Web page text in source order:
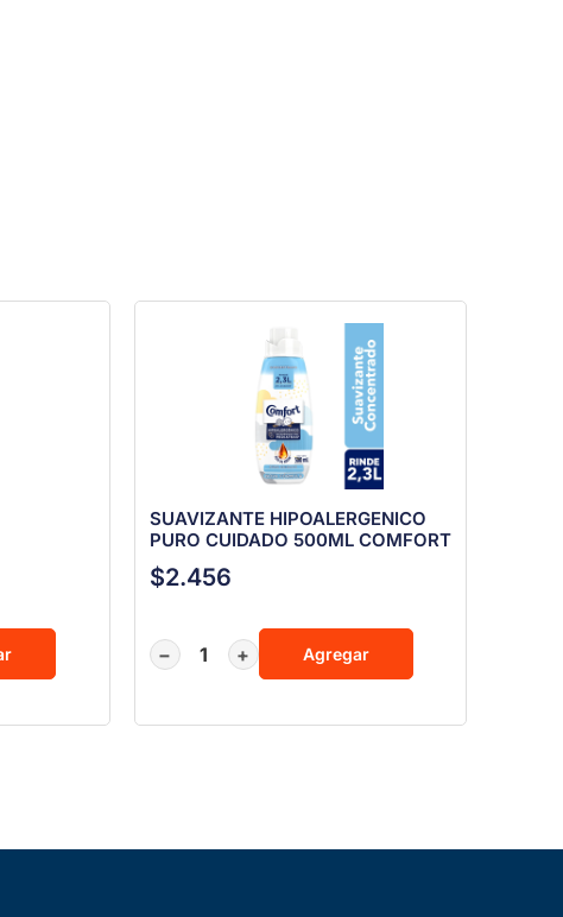
SUAVIZANTE HIPOALERGENICO
PURO CUIDADO 500ML COMFORT
$2.456
− + Agregar